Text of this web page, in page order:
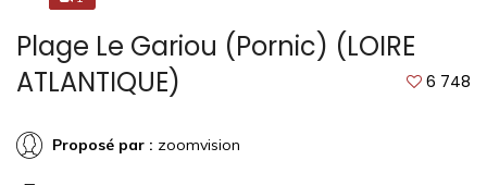
Plage Le Gariou (Pornic) (LOIRE
ATLANTIQUE)
6 748
Proposé par : zoomvision